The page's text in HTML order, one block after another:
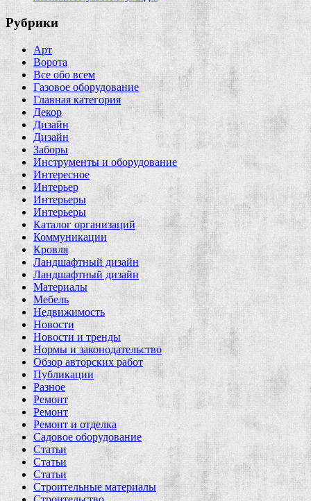
Рубрики
Арт
Ворота
Все обо всем
Газовое оборудование
Главная категория
Декор
Дизайн
Дизайн
Заборы
Инструменты и оборудование
Интересное
Интерьер
Интерьеры
Интерьеры
Каталог организаций
Коммуникации
Кровля
Ландшафтный дизайн
Ландшафтный дизайн
Материалы
Мебель
Недвижимость
Новости
Новости и тренды
Нормы и законодательство
Обзор авторских работ
Публикации
Разное
Ремонт
Ремонт
Ремонт и отделка
Садовое оборудование
Статьи
Статьи
Статьи
Строительные материалы